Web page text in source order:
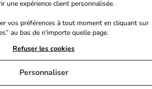
une expérience client personnalisée.
vos préférences à tout moment en cliquant sur
au bas de n'importe quelle page.
Refuser les cookies
Personnaliser